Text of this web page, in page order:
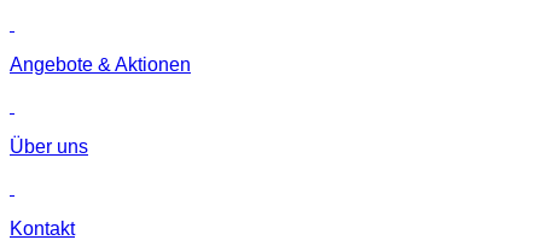
Angebote & Aktionen
Über uns
Kontakt